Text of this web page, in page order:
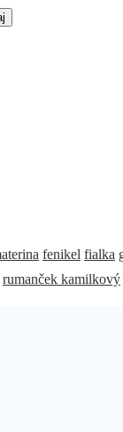
fenikel fialka
rumanček kamilkový